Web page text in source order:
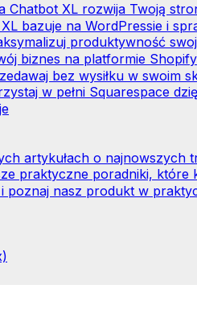
Chatbot XL rozwija Twoją
bazuje na WordPressie i
produktywność
biznes na platformie
bez wysiłku w swoim
w pełni Squarespace
artykułach o
praktyczne poradniki,
poznaj nasz produkt w